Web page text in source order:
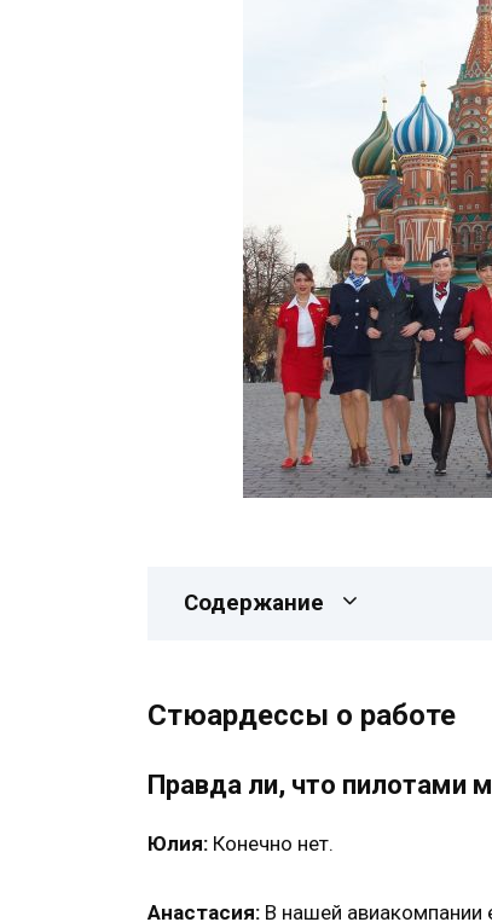
Содержание
Стюардессы о работе
Правда ли, что пилотами
Юлия: Конечно нет.
Анастасия: В нашей авиакомпании